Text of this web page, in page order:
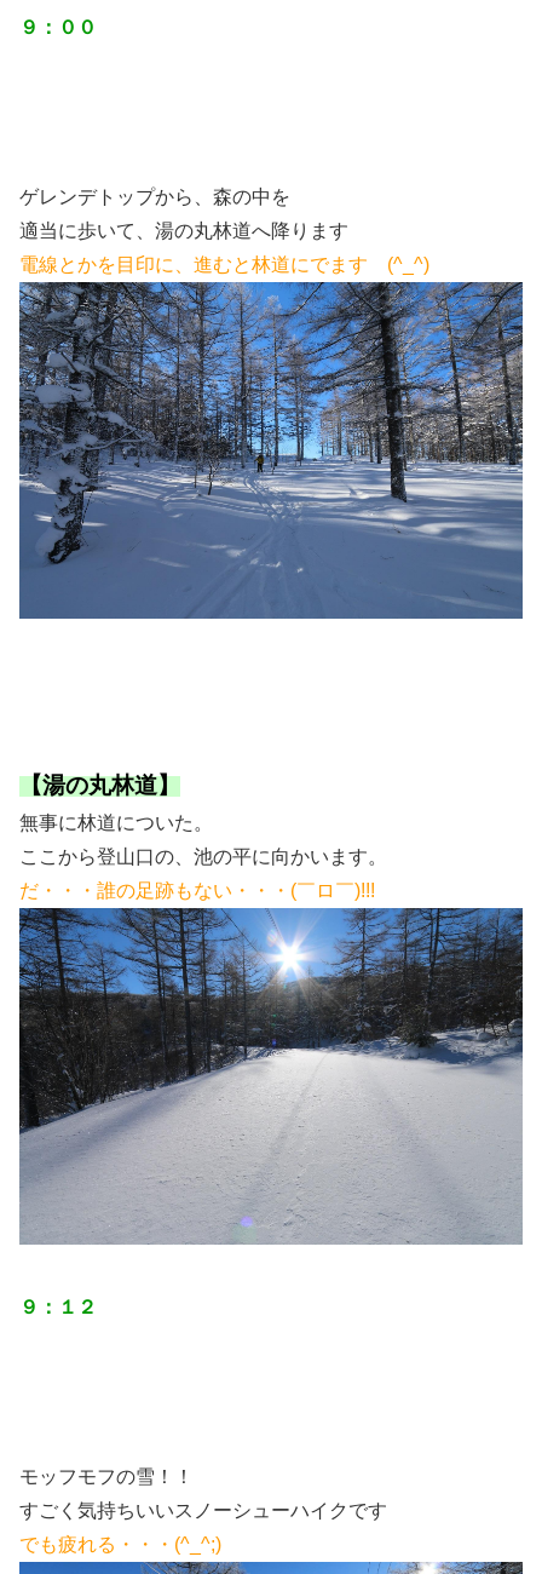
９：００
ゲレンデトップから、森の中を
適当に歩いて、湯の丸林道へ降ります
電線とかを目印に、進むと林道にでます (^_^)
【湯の丸林道】
無事に林道についた。
ここから登山口の、池の平に向かいます。
だ・・・誰の足跡もない・・・(￣ロ￣)!!!
９：１２
モッフモフの雪！！
すごく気持ちいいスノーシューハイクです
でも疲れる・・・(^_^;)